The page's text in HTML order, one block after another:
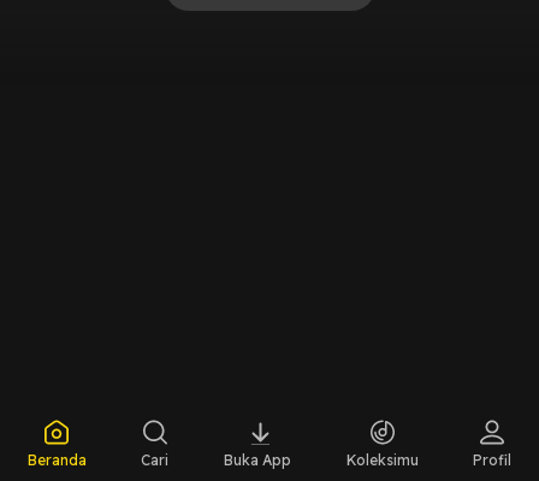
Beranda Cari Buka App Koleksimu Profil